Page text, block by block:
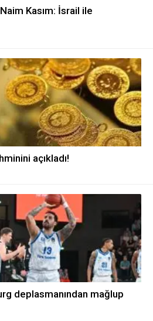
Kasım: İsrail ile
açıkladı!
deplasmanından mağlup